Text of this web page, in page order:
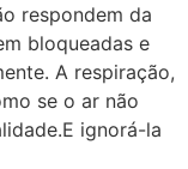
respondem da
bloqueadas e
A respiração,
se o ar não
ignorá-la